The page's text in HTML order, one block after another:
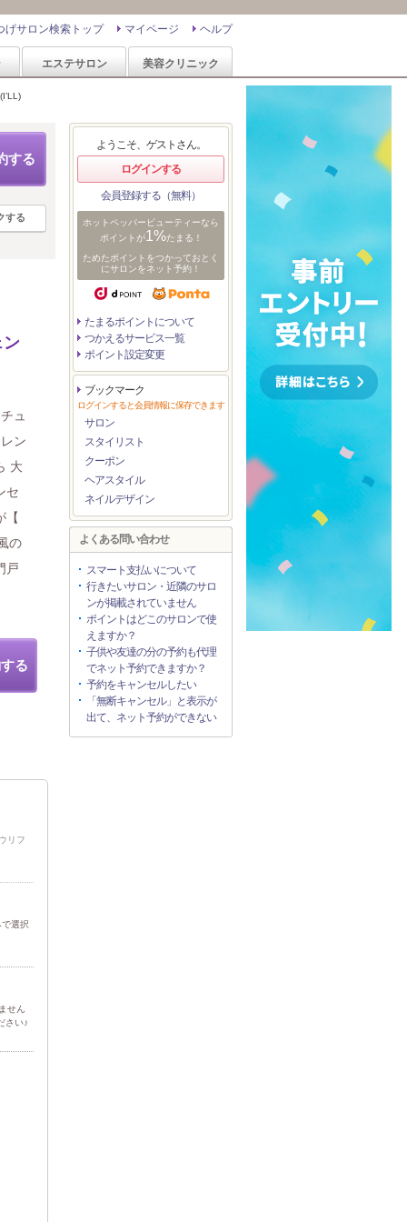
ヘルプ
マイページ
げサロン検索トップ
エステサロン 美容クリニック
する
する
ン
ュ
ン
大
セ
【
の
戸
る
リフ
選択
せん
さい♪
ようこそ、ゲストさん。
ログインする
会員登録する（無料）
ホットペッパービューティーなら
ポイントが1%たまる！
ためたポイントをつかっておとく
にサロンをネット予約！
たまるポイントについて
つかえるサービス一覧
ポイント設定変更
ブックマーク
ログインすると会員情報に保存できます
サロン
スタイリスト
クーポン
ヘアスタイル
ネイルデザイン
よくある問い合わせ
スマート支払いについて
行きたいサロン・近隣のサロ
ンが掲載されていません
ポイントはどこのサロンで使
えますか？
子供や友達の分の予約も代理
でネット予約できますか？
予約をキャンセルしたい
「無断キャンセル」と表示が
出て、ネット予約ができない